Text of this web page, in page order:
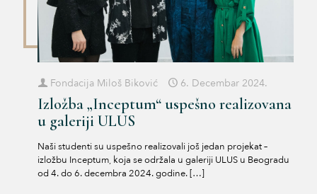
Fondacija Miloš Biković 6. Decembar 2024.
Izložba „Inceptum“ uspešno realizovana
u galeriji ULUS
Naši studenti su uspešno realizovali još jedan projekat –
izložbu Inceptum, koja se održala u galeriji ULUS u Beogradu
od 4. do 6. decembra 2024. godine.[…]